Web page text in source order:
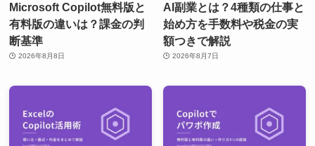
Microsoft Copilot無料版と
有料版の違いは？課金の判
断基準
2026年8月8日
AI副業とは？4種類の仕事と
始め方を手数料や税金の実
額つきで解説
2026年8月7日